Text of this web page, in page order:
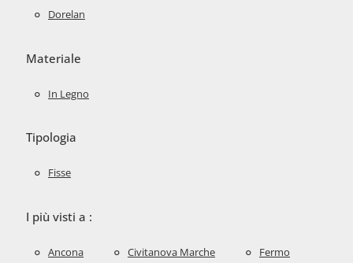
Dorelan
Materiale
In Legno
Tipologia
Fisse
I più visti a :
Ancona Civitanova Marche Fermo